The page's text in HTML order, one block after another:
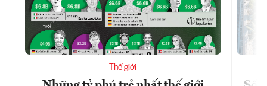
Thế giới